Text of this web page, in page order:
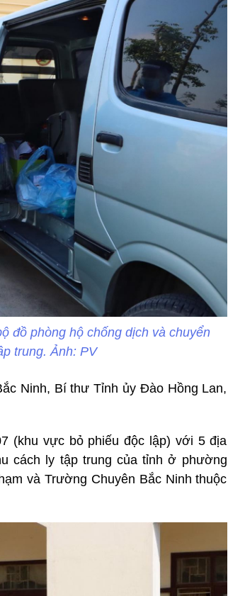
đồ phòng hộ chống dịch và chuyển
trung. Ảnh: PV
Ninh, Bí thư Tỉnh ủy Đào Hồng Lan,
(khu vực bỏ phiếu độc lập) với 5 địa
cách ly tập trung của tỉnh ở phường
và Trường Chuyên Bắc Ninh thuộc